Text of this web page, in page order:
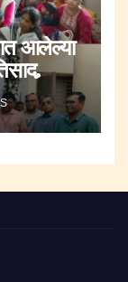
आलेल्या